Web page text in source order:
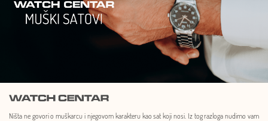
Ništa ne govori o muškarcu i njegovom karakteru kao sat koji nosi. Iz tog razloga nudimo vam